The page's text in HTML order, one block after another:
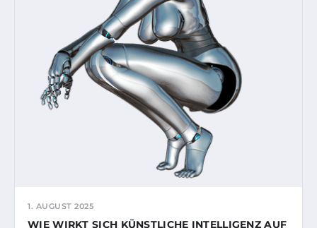
1. AUGUST 2025
WIE WIRKT SICH KÜNSTLICHE INTELLIGENZ AUF